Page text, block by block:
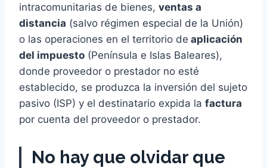
intracomunitarias de bienes, ventas a
distancia (salvo régimen especial de la Unión)
o las operaciones en el territorio de aplicación
del impuesto (Península e Islas Baleares),
donde proveedor o prestador no esté
establecido, se produzca la inversión del sujeto
pasivo (ISP) y el destinatario expida la factura
por cuenta del proveedor o prestador.
No hay que olvidar que